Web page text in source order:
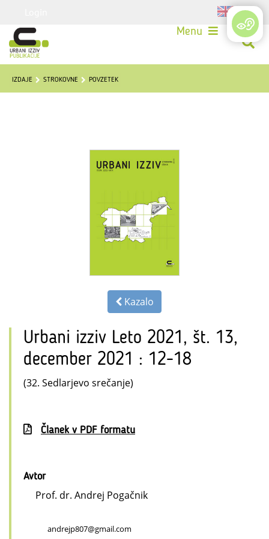
Menu
IZDAJE STROKOVNE POVZETEK
Kazalo
Urbani izziv Leto 2021, št. 13,
december 2021 : 12-18
(32. Sedlarjevo srečanje)
Članek v PDF formatu
Avtor
Prof. dr. Andrej Pogačnik
andrejp807@gmail.com